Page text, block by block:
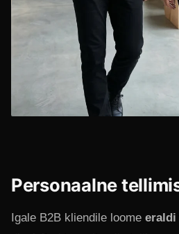
Personaalne
Igale B2B kliendile loome eraldi